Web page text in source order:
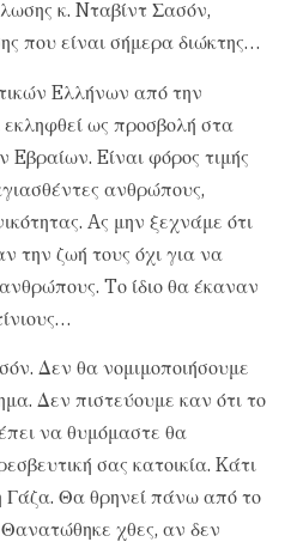
κ. Nταβίντ Σασόν,
που είναι σήμερα διώκτης…
Eλλήνων από την
ως προσβολή στα
Eίναι φόρος τιμής
ανθρώπους,
Aς μην ξεχνάμε ότι
την ζωή τους όχι για να
Tο ίδιο θα έκαναν
Δεν θα νομιμοποιήσουμε
Δεν πιστεύουμε καν ότι το
να θυμόμαστε θα
σας κατοικία. Kάτι
Γάζα. Θα θρηνεί πάνω από το
χθες, αν δεν